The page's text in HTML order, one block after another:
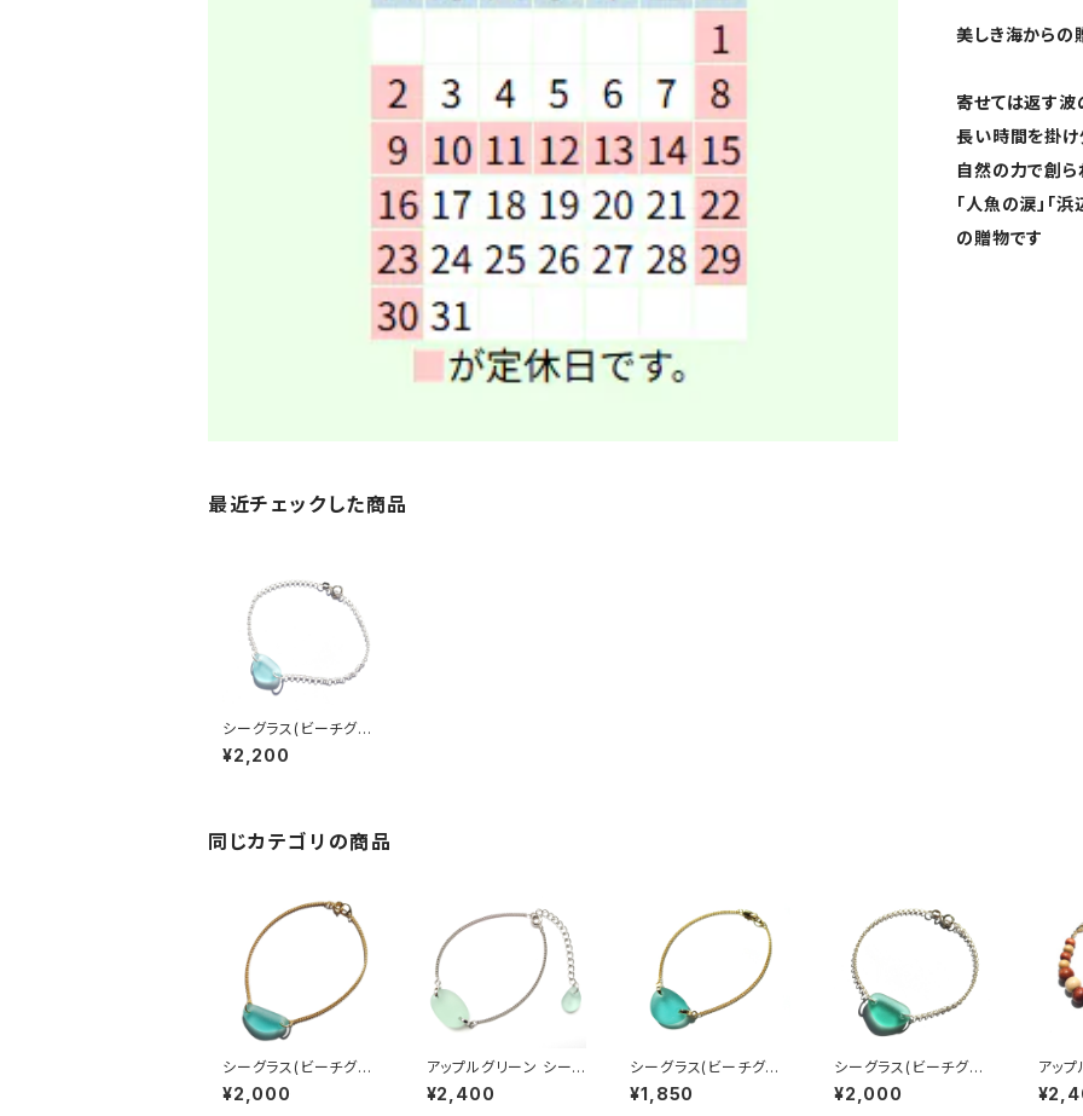
美しき海からの
寄せては返す
長い時間を掛け
自然の力で創ら
「人魚の涙」「
の贈物です
最近チェックした商品
シーグラス(ビーチグラ
ス)シルバーブレスレット
BB-10
¥2,200
同じカテゴリの商品
シーグラス(ビーチグラ
ス) ブレスレット BB-11
¥2,000
アップルグリーン シーグ
ラス ブレスレット BB-9
¥2,400
シーグラス(ビーチグラ
ス) ブレスレット BB-8
¥1,850
シーグラス(ビーチグラ
ス)シルバーブレスレット
BB-7
¥2,000
アッ
グラ
B-6